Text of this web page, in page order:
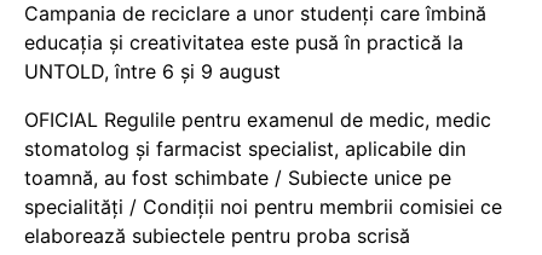
Campania de reciclare a unor studenți care îmbină
educația și creativitatea este pusă în practică la
UNTOLD, între 6 și 9 august
OFICIAL Regulile pentru examenul de medic, medic
stomatolog și farmacist specialist, aplicabile din
toamnă, au fost schimbate / Subiecte unice pe
specialități / Condiții noi pentru membrii comisiei ce
elaborează subiectele pentru proba scrisă